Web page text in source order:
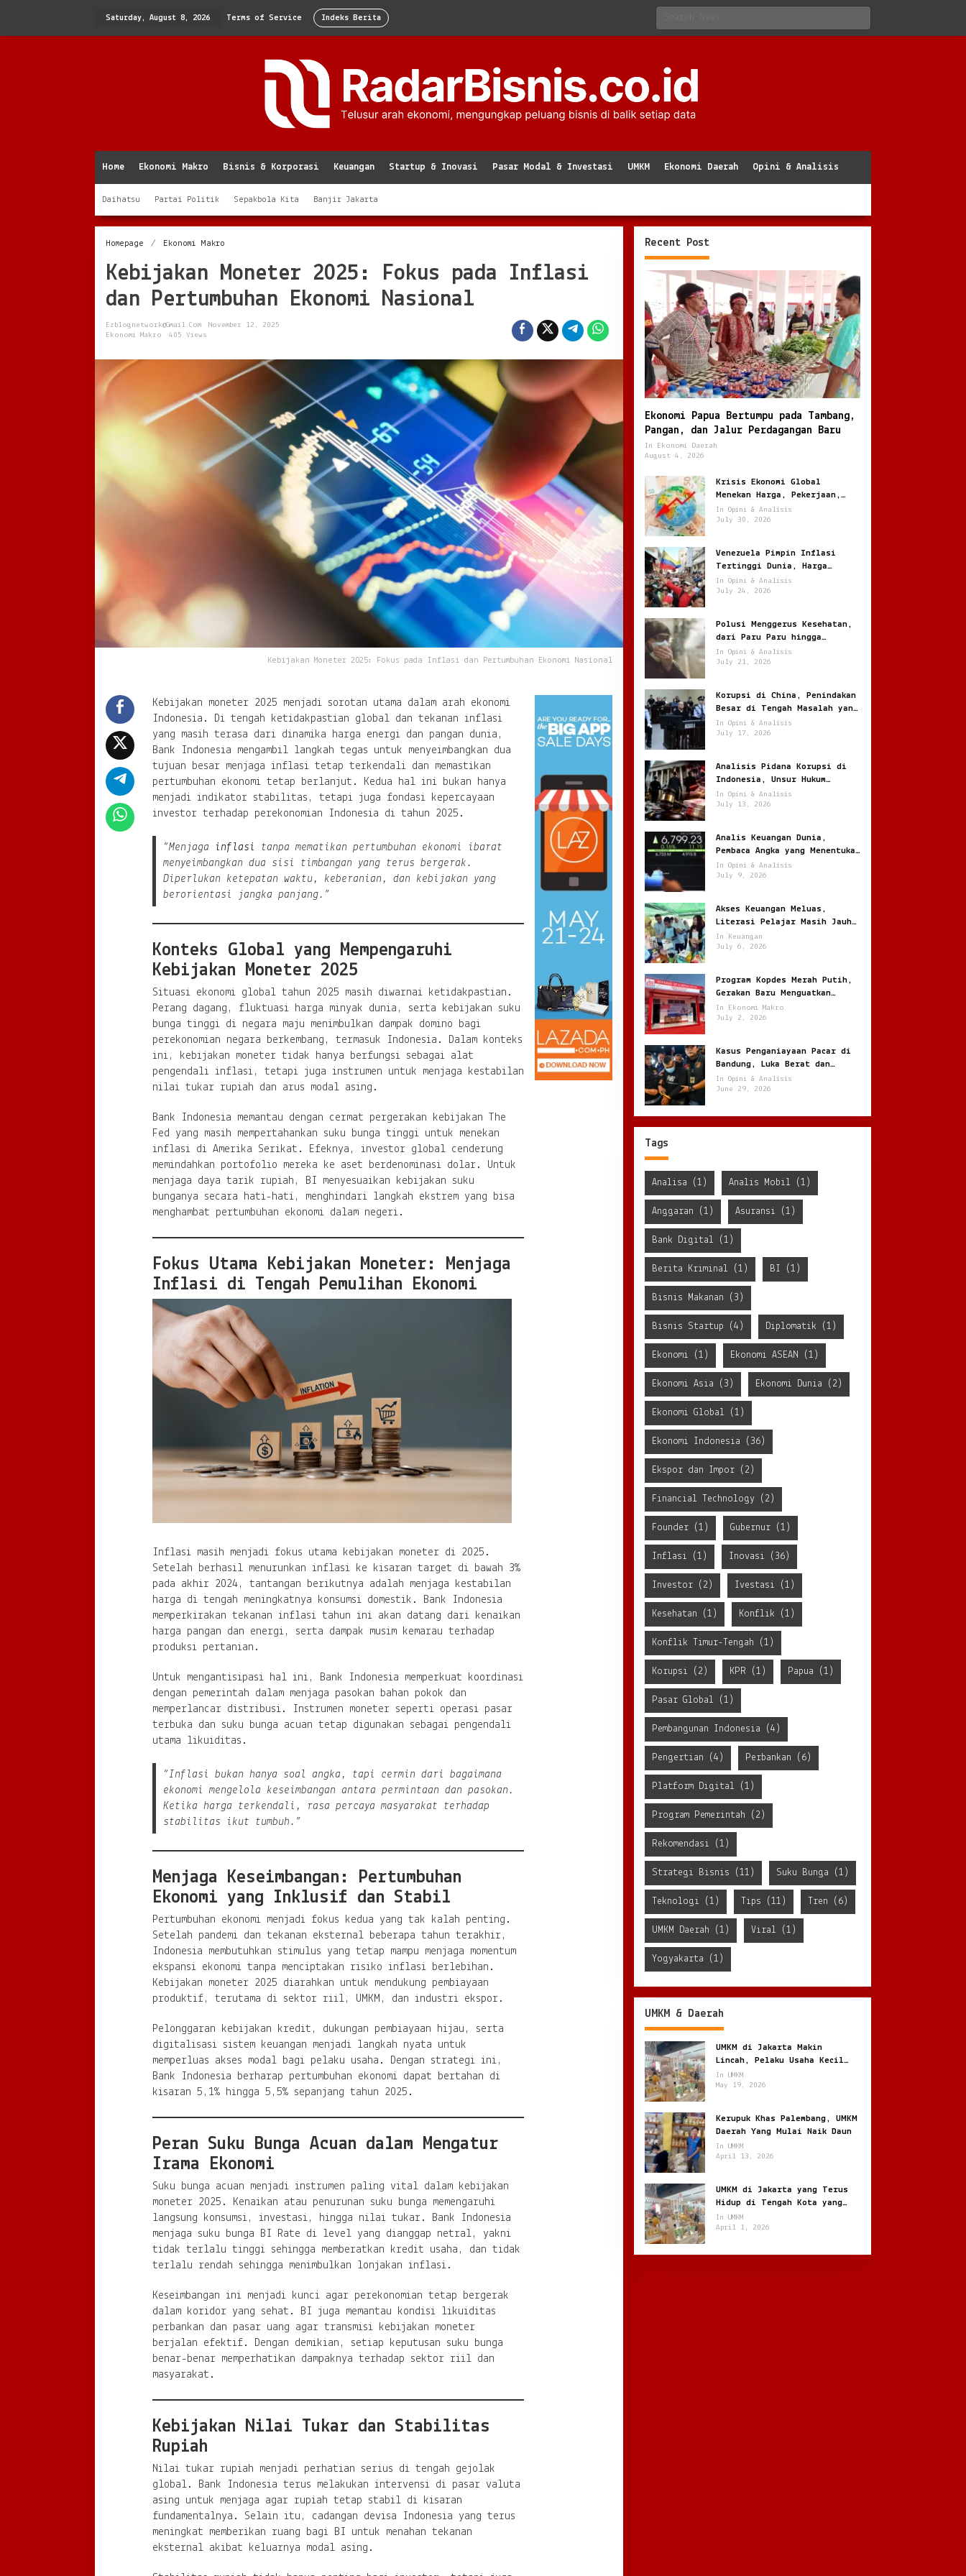
Saturday, August 8, 2026 Terms of Service Indeks Berita
Home Ekonomi Makro Bisnis & Korporasi Keuangan Startup & Inovasi Pasar Modal & Investasi UMKM Ekonomi Daerah Opini & Analisis
Daihatsu Partai Politik Sepakbola Kita Banjir Jakarta
Homepage / Ekonomi Makro
2025:
Fokus
pada
Inflasi
dan
Nasional
Kebijakan Moneter 2025: Fokus pada Inflasi
dan Pertumbuhan Ekonomi Nasional
Ezblognetwork@gmail.com
November 12, 2025
Ekonomi Makro
405 Views
Kebijakan Moneter 2025: Fokus pada Inflasi dan Pertumbuhan Ekonomi Nasional
Kebijakan moneter 2025 menjadi sorotan utama dalam arah ekonomi
Indonesia. Di tengah ketidakpastian global dan tekanan inflasi
yang masih terasa dari dinamika harga energi dan pangan dunia,
Bank Indonesia mengambil langkah tegas untuk menyeimbangkan dua
tujuan besar menjaga inflasi tetap terkendali dan memastikan
pertumbuhan ekonomi tetap berlanjut. Kedua hal ini bukan hanya
menjadi indikator stabilitas, tetapi juga fondasi kepercayaan
investor terhadap perekonomian Indonesia di tahun 2025.
“Menjaga inflasi
tanpa mematikan pertumbuhan ekonomi ibarat
menyeimbangkan dua sisi timbangan yang terus bergerak.
Diperlukan ketepatan waktu, keberanian, dan kebijakan yang
berorientasi jangka panjang.”
Konteks Global yang Mempengaruhi
Kebijakan Moneter 2025
Situasi ekonomi global tahun 2025 masih diwarnai ketidakpastian.
Perang dagang, fluktuasi harga minyak dunia, serta kebijakan suku
bunga tinggi di negara maju menimbulkan dampak domino bagi
perekonomian negara berkembang, termasuk Indonesia. Dalam konteks
ini, kebijakan moneter tidak hanya berfungsi sebagai alat
pengendali inflasi, tetapi juga instrumen untuk menjaga kestabilan
nilai tukar rupiah dan arus modal asing.
Bank Indonesia memantau dengan cermat pergerakan kebijakan The
Fed yang masih mempertahankan suku bunga tinggi untuk menekan
inflasi di Amerika Serikat. Efeknya, investor global cenderung
memindahkan portofolio mereka ke aset berdenominasi dolar. Untuk
menjaga daya tarik rupiah, BI menyesuaikan kebijakan suku
bunganya secara hati-hati, menghindari langkah ekstrem yang bisa
menghambat pertumbuhan ekonomi dalam negeri.
Fokus Utama Kebijakan Moneter: Menjaga
Inflasi di Tengah Pemulihan Ekonomi
Inflasi masih menjadi fokus utama kebijakan moneter di 2025.
Setelah berhasil menurunkan inflasi ke kisaran target di bawah 3%
pada akhir 2024, tantangan berikutnya adalah menjaga kestabilan
harga di tengah meningkatnya konsumsi domestik. Bank Indonesia
memperkirakan tekanan inflasi tahun ini akan datang dari kenaikan
harga pangan dan energi, serta dampak musim kemarau terhadap
produksi pertanian.
Untuk mengantisipasi hal ini, Bank Indonesia memperkuat koordinasi
dengan pemerintah dalam menjaga pasokan bahan pokok dan
memperlancar distribusi. Instrumen moneter seperti operasi pasar
terbuka dan suku bunga acuan tetap digunakan sebagai pengendali
utama likuiditas.
“Inflasi bukan hanya soal angka, tapi cermin dari bagaimana
ekonomi mengelola keseimbangan antara permintaan dan pasokan.
Ketika harga terkendali, rasa percaya masyarakat terhadap
stabilitas ikut tumbuh.”
Menjaga Keseimbangan: Pertumbuhan
Ekonomi yang Inklusif dan Stabil
Pertumbuhan ekonomi menjadi fokus kedua yang tak kalah penting.
Setelah pandemi dan tekanan eksternal beberapa tahun terakhir,
Indonesia membutuhkan stimulus yang tetap mampu menjaga momentum
ekspansi ekonomi tanpa menciptakan risiko inflasi berlebihan.
Kebijakan moneter 2025 diarahkan untuk mendukung pembiayaan
produktif, terutama di sektor riil, UMKM, dan industri ekspor.
Pelonggaran kebijakan kredit, dukungan pembiayaan hijau, serta
digitalisasi sistem keuangan menjadi langkah nyata untuk
memperluas akses modal bagi pelaku usaha. Dengan strategi ini,
Bank Indonesia berharap pertumbuhan ekonomi dapat bertahan di
kisaran 5,1% hingga 5,5% sepanjang tahun 2025.
Peran Suku Bunga Acuan dalam Mengatur
Irama Ekonomi
Suku bunga acuan menjadi instrumen paling vital dalam kebijakan
moneter 2025. Kenaikan atau penurunan suku bunga memengaruhi
langsung konsumsi, investasi, hingga nilai tukar. Bank Indonesia
menjaga suku bunga BI Rate di level yang dianggap netral, yakni
tidak terlalu tinggi sehingga memberatkan kredit usaha, dan tidak
terlalu rendah sehingga menimbulkan lonjakan inflasi.
Keseimbangan ini menjadi kunci agar perekonomian tetap bergerak
dalam koridor yang sehat. BI juga memantau kondisi likuiditas
perbankan dan pasar uang agar transmisi kebijakan moneter
berjalan efektif. Dengan demikian, setiap keputusan suku bunga
benar-benar memperhatikan dampaknya terhadap sektor riil dan
masyarakat.
Kebijakan Nilai Tukar dan Stabilitas
Rupiah
Nilai tukar rupiah menjadi perhatian serius di tengah gejolak
global. Bank Indonesia terus melakukan intervensi di pasar valuta
asing untuk menjaga agar rupiah tetap stabil di kisaran
fundamentalnya. Selain itu, cadangan devisa Indonesia yang terus
meningkat memberikan ruang bagi BI untuk menahan tekanan
eksternal akibat keluarnya modal asing.
Recent Post
Ekonomi Papua Bertumpu pada Tambang,
Pangan, dan Jalur Perdagangan Baru
In Ekonomi Daerah
August 4, 2026
Krisis Ekonomi Global
Menekan Harga, Pekerjaan,
dan Daya Beli Masyarakat
In Opini & Analisis
July 30, 2026
Venezuela Pimpin Inflasi
Tertinggi Dunia, Harga
Melonjak Ratusan Persen
In Opini & Analisis
July 24, 2026
Polusi Menggerus Kesehatan,
dari Paru Paru hingga
Jantung
In Opini & Analisis
July 21, 2026
Korupsi di China, Penindakan
Besar di Tengah Masalah yang
Terus Berulang
In Opini & Analisis
July 17, 2026
Analisis Pidana Korupsi di
Indonesia, Unsur Hukum
hingga Pemulihan Aset
In Opini & Analisis
July 13, 2026
Analis Keuangan Dunia,
Pembaca Angka yang Menentukan
Arah Pasar Global
In Opini & Analisis
July 9, 2026
Akses Keuangan Meluas,
Literasi Pelajar Masih Jauh
Tertinggal
In Keuangan
July 6, 2026
Program Kopdes Merah Putih,
Gerakan Baru Menguatkan
Ekonomi Desa dari Akar Rumput
In Ekonomi Makro
July 2, 2026
Kasus Penganiayaan Pacar di
Bandung, Luka Berat dan
Penyekapan !
In Opini & Analisis
June 29, 2026
Tags
Analisa (1) Analis Mobil (1)
Anggaran (1) Asuransi (1)
Bank Digital (1)
Berita Kriminal (1) BI (1)
Bisnis Makanan (3)
Bisnis Startup (4) Diplomatik (1)
Ekonomi (1) Ekonomi ASEAN (1)
Ekonomi Asia (3) Ekonomi Dunia (2)
Ekonomi Global (1)
Ekonomi Indonesia (36)
Ekspor dan Impor(2)
Financial Technology(2)
Founder(1) Gubernur(1)
Inflasi (1) Inovasi (36)
Investor(2) Ivestasi (1)
Kesehatan (1) Konflik (1)
Konflik Timur-Tengah (1)
Korupsi (2) KPR (1) Papua (1)
Pasar Global (1)
Pembangunan Indonesia (4)
Pengertian (4) Perbankan (6)
Platform Digital (1)
Program Pemerintah (2)
Rekomendasi (1)
Strategi Bisnis (11) Suku Bunga (1)
Teknologi (1) Tips (11) Tren (6)
UMKM Daerah (1) Viral (1)
Yogyakarta (1)
UMKM & Daerah
UMKM di Jakarta Makin
Lincah, Pelaku Usaha Kecil
Berburu Peluang di Kota
Besar
In UMKM
May 19, 2026
Kerupuk Khas Palembang, UMKM
Daerah Yang Mulai Naik Daun
In UMKM
April 13, 2026
UMKM di Jakarta yang Terus
Hidup di Tengah Kota yang
Bergerak Cepat
In UMKM
April 1, 2026